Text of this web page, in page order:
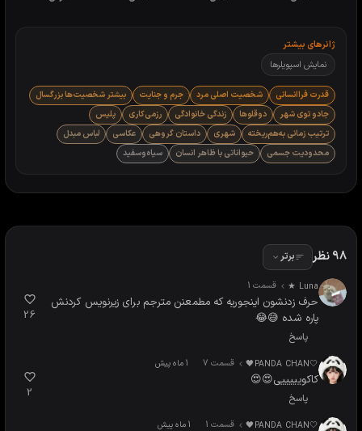
ژانرهای بیشتر
نمایش اسپویلرها
قدرت فراانسانی شخصیت اصلی مرد جرم و جنایت
بیشتر شخصیت‌ها بزرگسال
جادو توی شهر
دوقلوها زندگی خانوادگی رزمی‌کاری
پلیس
ترتیب زمانی به‌هم‌ریخته
شهری داستان گروهی عکاسی
لباس مبدل
محدودیت جسمی
حیواناتی با ظاهر انسان سیاه‌وسفید
98 نظر برتر
Luna ★ قسمت 1
حرف زدنشون اینجوریه که مطمعنن مترجم برای زیرنویس کردنش
پاره شده 😅😂
پاسخ
26
🤍PANDA CHAN🖤 قسمت 7 1 ماه پیش
کاکویییییی😍😍
پاسخ 2
🤍PANDA CHAN🖤 قسمت 1 1 ماه پیش